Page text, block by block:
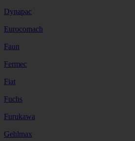
Dynapac
Eurocomach
Faun
Fermec
Fiat
Fuchs
Furukawa
Gehlmax